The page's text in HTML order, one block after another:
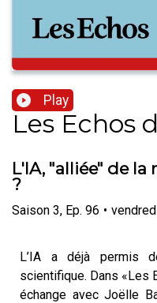
Play
Les Echos
L'IA, "alliée" de
?
Saison 3, Ep. 96 •
L’IA a déjà permis
scientifique. Dans «Les
échange avec Joëlle